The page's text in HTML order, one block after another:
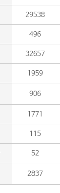
29538
496
32657
1959
906
1771
115
52
2837